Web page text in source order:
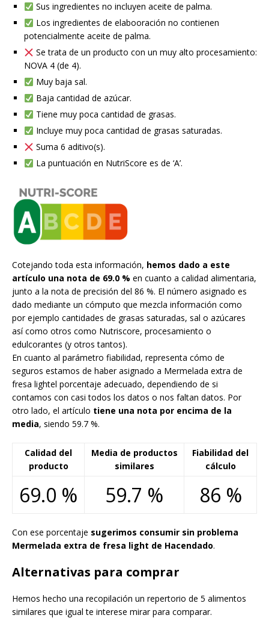
Sus ingredientes no incluyen aceite de palma.
Los ingredientes de elabooración no contienen
potencialmente aceite de palma.
Se trata de un producto con un muy alto procesamiento:
NOVA 4 (de 4).
Muy baja sal.
Baja cantidad de azúcar.
Tiene muy poca cantidad de grasas.
Incluye muy poca cantidad de grasas saturadas.
Suma 6 aditivo(s).
La puntuación en NutriScore es de ‘A’.
Cotejando toda esta información, hemos dado a este
artículo una nota de 69.0 % en cuanto a calidad alimentaria,
junto a la nota de precisión del 86 %. El número asignado es
dado mediante un cómputo que mezcla información como
por ejemplo cantidades de grasas saturadas, sal o azúcares
así como otros como Nutriscore, procesamiento o
edulcorantes (y otros tantos).
En cuanto al parámetro fiabilidad, representa cómo de
seguros estamos de haber asignado a Mermelada extra de
fresa lightel porcentaje adecuado, dependiendo de si
contamos con casi todos los datos o nos faltan datos. Por
otro lado, el artículo tiene una nota por encima de la
media, siendo 59.7 %.
Calidad del
producto
Media de productos
similares
Fiabilidad del
cálculo
69.0 % 59.7 % 86 %
Con ese porcentaje sugerimos consumir sin problema
Mermelada extra de fresa light de Hacendado.
Alternativas para comprar
Hemos hecho una recopilación un repertorio de 5 alimentos
similares que igual te interese mirar para comparar.